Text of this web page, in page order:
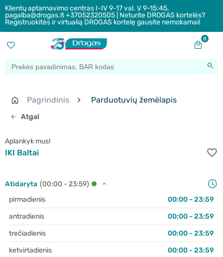
Klientų aptarnavimo centras I-IV 9-17 val. V 9-15:45,
pagalba@drogas.lt +37052320505 | Neturite DROGAS kortelės?
Registruokitės ir virtualią DROGAS kortelę gausite nemokamai!
0
Atgal
Pagrindinis Parduotuvių žemėlapis
Aplankyk mus!
IKI Baltai
Atidaryta (00:00 - 23:59)
pirmadienis
00:00 - 23:59
antradienis
00:00 - 23:59
trečiadienis
00:00 - 23:59
ketvirtadienis
00:00 - 23:59